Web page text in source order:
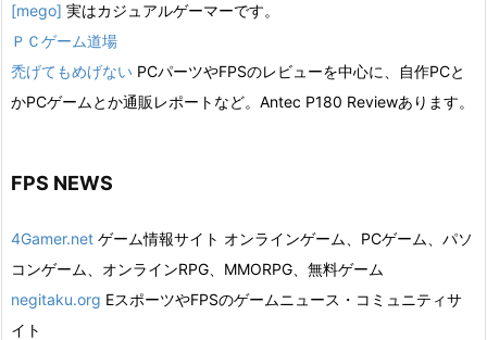
[mego] 実はカジュアルゲーマーです。
ＰＣゲーム道場
禿げてもめげない PCパーツやFPSのレビューを中心に、自作PCと
かPCゲームとか通販レポートなど。Antec P180 Reviewあります。
FPS NEWS
4Gamer.net ゲーム情報サイト オンラインゲーム、PCゲーム、パソ
コンゲーム、オンラインRPG、MMORPG、無料ゲーム
negitaku.org EスポーツやFPSのゲームニュース・コミュニティサ
イト